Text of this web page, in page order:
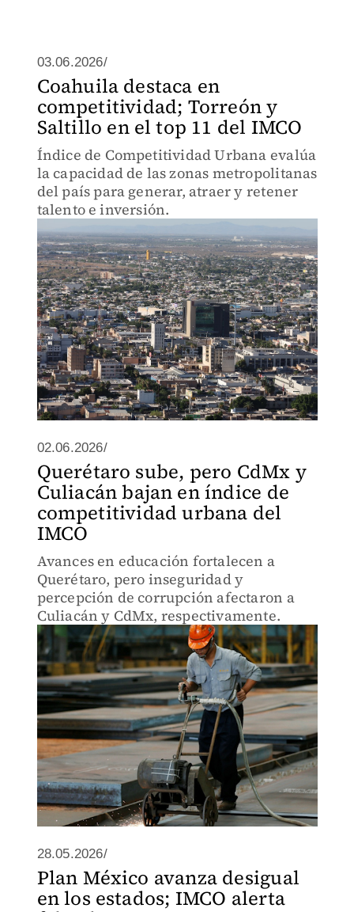
03.06.2026/
Coahuila destaca en
competitividad; Torreón y
Saltillo en el top 11 del IMCO
Índice de Competitividad Urbana evalúa
la capacidad de las zonas metropolitanas
del país para generar, atraer y retener
talento e inversión.
02.06.2026/
Querétaro sube, pero CdMx y
Culiacán bajan en índice de
competitividad urbana del
IMCO
Avances en educación fortalecen a
Querétaro, pero inseguridad y
percepción de corrupción afectaron a
Culiacán y CdMx, respectivamente.
28.05.2026/
Plan México avanza desigual
en los estados; IMCO alerta